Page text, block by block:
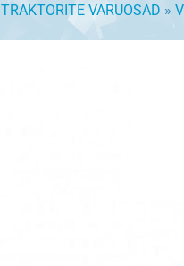
TRAKTORITE VARUOSAD »